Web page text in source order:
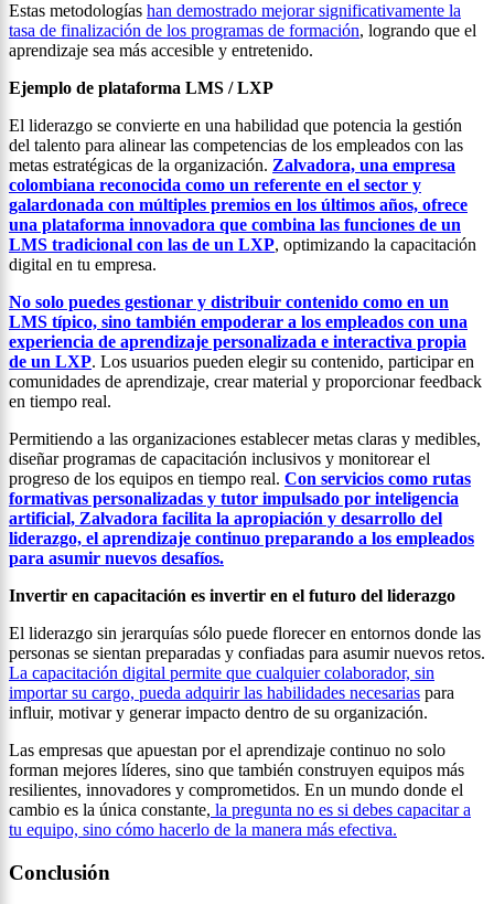
Estas metodologías han demostrado mejorar significativamente la
tasa de finalización de los programas de formación, logrando que el
aprendizaje sea más accesible y entretenido.
Ejemplo de plataforma LMS / LXP
El liderazgo se convierte en una habilidad que potencia la gestión
del talento para alinear las competencias de los empleados con las
metas estratégicas de la organización. Zalvadora, una empresa
colombiana reconocida como un referente en el sector y
galardonada con múltiples premios en los últimos años, ofrece
una plataforma innovadora que combina las funciones de un
LMS tradicional con las de un LXP, optimizando la capacitación
digital en tu empresa.
No solo puedes gestionar y distribuir contenido como en un
LMS típico, sino también empoderar a los empleados con una
experiencia de aprendizaje personalizada e interactiva propia
de un LXP. Los usuarios pueden elegir su contenido, participar en
comunidades de aprendizaje, crear material y proporcionar feedback
en tiempo real.
Permitiendo a las organizaciones establecer metas claras y medibles,
diseñar programas de capacitación inclusivos y monitorear el
progreso de los equipos en tiempo real. Con servicios como rutas
formativas personalizadas y tutor impulsado por inteligencia
artificial, Zalvadora facilita la apropiación y desarrollo del
liderazgo, el aprendizaje continuo preparando a los empleados
para asumir nuevos desafíos.
Invertir en capacitación es invertir en el futuro del liderazgo
El liderazgo sin jerarquías sólo puede florecer en entornos donde las
personas se sientan preparadas y confiadas para asumir nuevos retos.
La capacitación digital permite que cualquier colaborador, sin
importar su cargo, pueda adquirir las habilidades necesarias para
influir, motivar y generar impacto dentro de su organización.
Las empresas que apuestan por el aprendizaje continuo no solo
forman mejores líderes, sino que también construyen equipos más
resilientes, innovadores y comprometidos. En un mundo donde el
cambio es la única constante, la pregunta no es si debes capacitar a
tu equipo, sino cómo hacerlo de la manera más efectiva.
Conclusión